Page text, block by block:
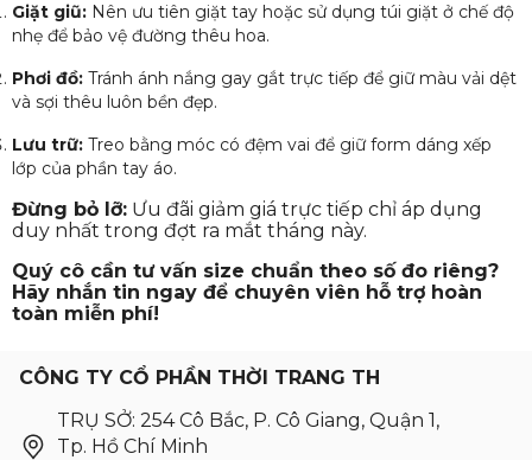
Giặt giũ: Nên ưu tiên giặt tay hoặc sử dụng túi giặt ở chế độ
nhẹ để bảo vệ đường thêu hoa.
Phơi đồ: Tránh ánh nắng gay gắt trực tiếp để giữ màu vải dệt
và sợi thêu luôn bền đẹp.
Lưu trữ: Treo bằng móc có đệm vai để giữ form dáng xếp
lớp của phần tay áo.
Đừng bỏ lỡ: Ưu đãi giảm giá trực tiếp chỉ áp dụng
duy nhất trong đợt ra mắt tháng này.
Quý cô cần tư vấn size chuẩn theo số đo riêng?
Hãy nhắn tin ngay để chuyên viên hỗ trợ hoàn
toàn miễn phí!
CÔNG TY CỔ PHẦN THỜI TRANG TH
TRỤ SỞ: 254 Cô Bắc, P. Cô Giang, Quận 1,
Tp. Hồ Chí Minh